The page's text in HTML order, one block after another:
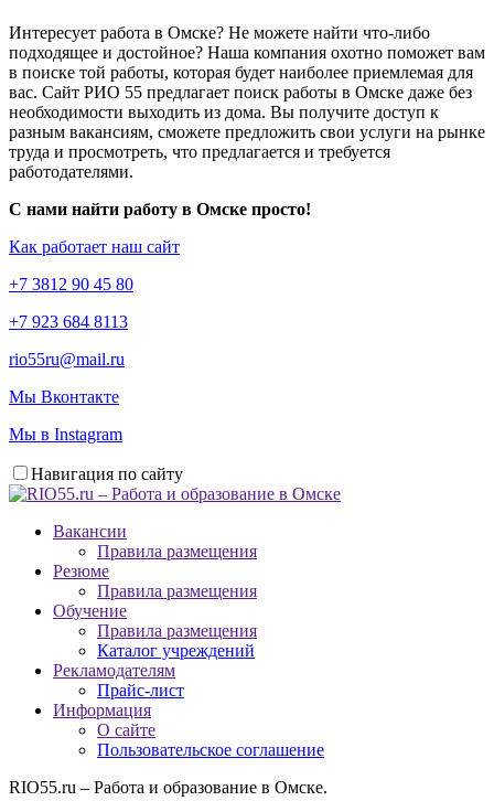
Интересует работа в Омске? Не можете найти что-либо
подходящее и достойное? Наша компания охотно поможет вам
в поиске той работы, которая будет наиболее приемлемая для
вас. Сайт РИО 55 предлагает поиск работы в Омске даже без
необходимости выходить из дома. Вы получите доступ к
разным вакансиям, сможете предложить свои услуги на рынке
труда и просмотреть, что предлагается и требуется
работодателями.
С нами найти работу в Омске просто!
Как работает наш сайт
+7 3812 90 45 80
+7 923 684 8113
rio55ru@mail.ru
Мы Вконтакте
Мы в Instagram
Навигация по сайту
Вакансии
Правила размещения
Резюме
Правила размещения
Обучение
Правила размещения
Каталог учреждений
Рекламодателям
Прайс-лист
Информация
О сайте
Пользовательское соглашение
RIO55.ru – Работа и образование в Омске.